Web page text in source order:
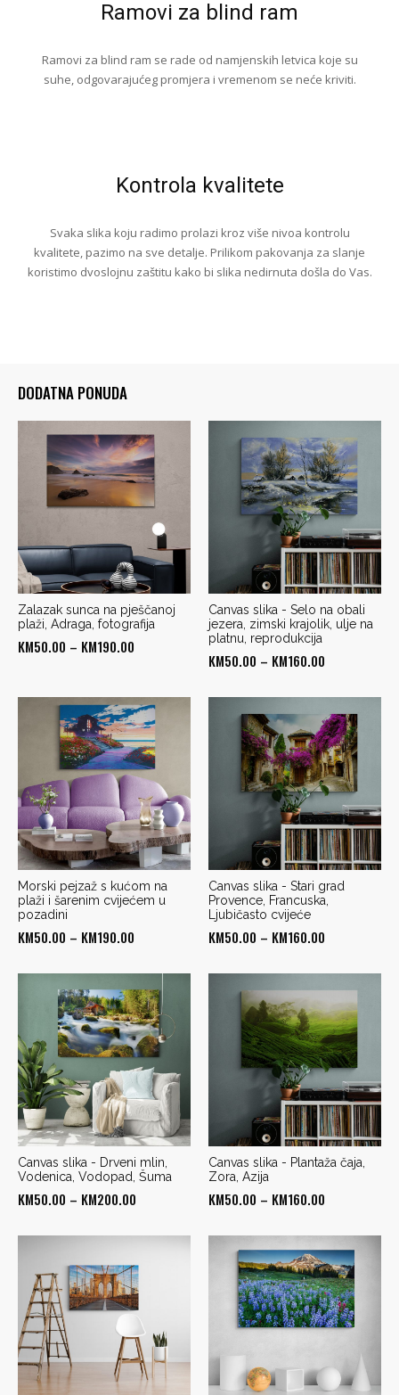
Ramovi za blind ram
Ramovi za blind ram se rade od namjenskih letvica koje su
suhe, odgovarajućeg promjera i vremenom se neće kriviti.
Kontrola kvalitete
Svaka slika koju radimo prolazi kroz više nivoa kontrolu
kvalitete, pazimo na sve detalje. Prilikom pakovanja za slanje
koristimo dvoslojnu zaštitu kako bi slika nedirnuta došla do Vas.
DODATNA PONUDA
Zalazak sunca na pješčanoj
plaži, Adraga, fotografija
KM50.00 – KM190.00
through
KM190.00
Canvas slika - Selo na obali
jezera, zimski krajolik, ulje na
platnu, reprodukcija
KM50.00 – KM160.00
through
KM160.00
Morski pejzaž s kućom na
plaži i šarenim cvijećem u
pozadini
KM50.00 – KM190.00
through
KM190.00
Canvas slika - Stari grad
Provence, Francuska,
Ljubičasto cvijeće
KM50.00 – KM160.00
through
KM160.00
Canvas slika - Drveni mlin,
Vodenica, Vodopad, Šuma
KM50.00 – KM200.00
through
KM200.00
Canvas slika - Plantaža čaja,
Zora, Azija
KM50.00 – KM160.00
through
KM160.00